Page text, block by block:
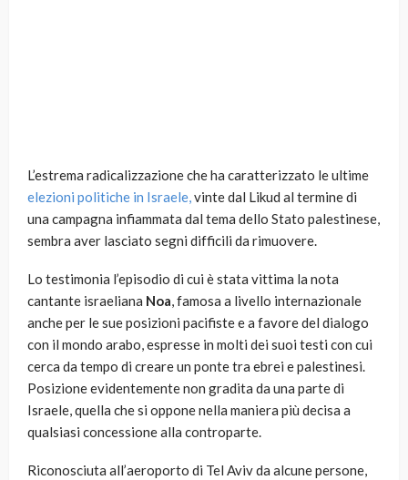
L’estrema radicalizzazione che ha caratterizzato le ultime
elezioni politiche in Israele,vinte dal Likud al termine di
una campagna infiammata dal tema dello Stato palestinese,
sembra aver lasciato segni difficili da rimuovere.
Lo testimonia l’episodio di cui è stata vittima la nota
cantante israeliana Noa, famosa a livello internazionale
anche per le sue posizioni pacifiste e a favore del dialogo
con il mondo arabo, espresse in molti dei suoi testi con cui
cerca da tempo di creare un ponte tra ebrei e palestinesi.
Posizione evidentemente non gradita da una parte di
Israele, quella che si oppone nella maniera più decisa a
qualsiasi concessione alla controparte.
Riconosciuta all’aeroporto di Tel Aviv da alcune persone,